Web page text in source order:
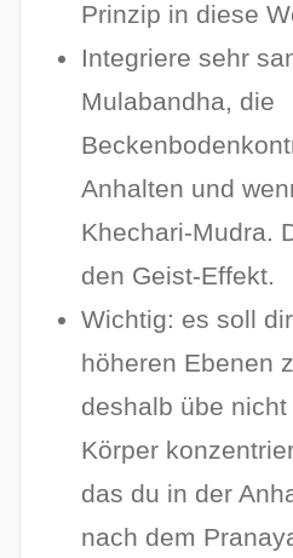
Prinzip in diese
Integriere sehr
Mulabandha, die
Anhalten und
Khechari-Mudra.
den Geist-Effekt.
Wichtig: es soll
höheren Ebenen
deshalb übe
Körper
das du in der
nach dem